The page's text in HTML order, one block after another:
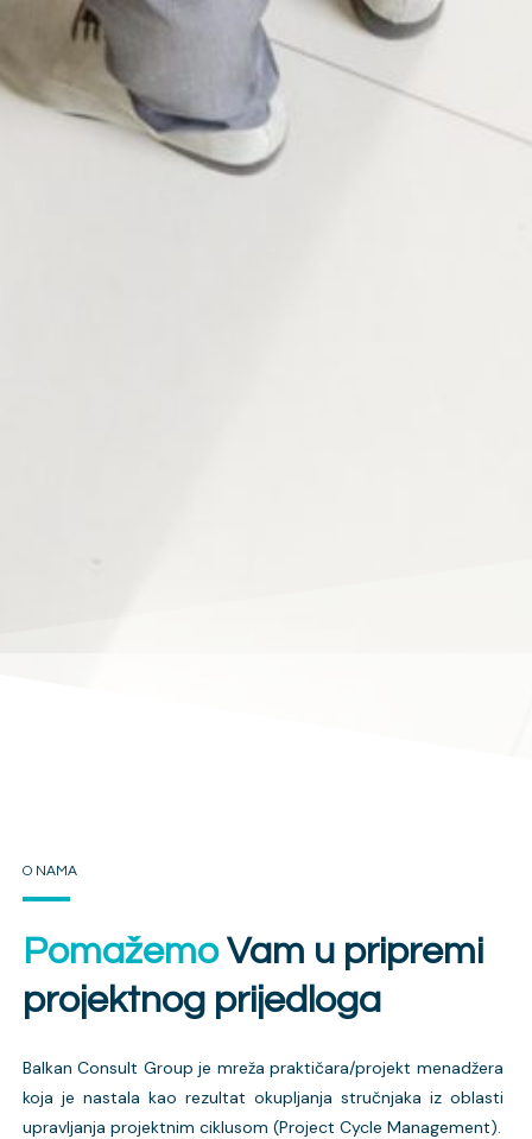
O NAMA
PomažemoVam u pripremi
projektnog prijedloga
Balkan Consult Group je mreža praktičara/projekt menadžera
koja je nastala kao rezultat okupljanja stručnjaka iz oblasti
upravljanja projektnim ciklusom (Project Cycle Management).